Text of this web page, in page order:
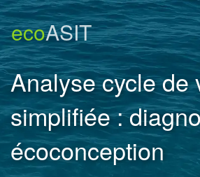
ecoASIT
Analyse cycle de
simplifiée :
écoconception